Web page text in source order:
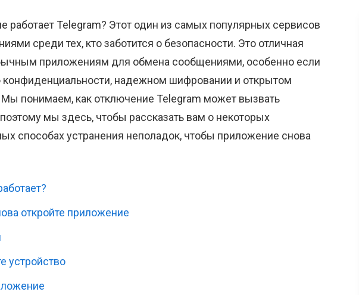
работает Telegram? Этот один из самых популярных сервисов
среди тех, кто заботится о безопасности. Это отличная
приложениям для обмена сообщениями, особенно если
конфиденциальности, надежном шифровании и открытом
понимаем, как отключение Telegram может вызвать
мы здесь, чтобы рассказать вам о некоторых
способах устранения неполадок, чтобы приложение снова
откройте приложение
устройство